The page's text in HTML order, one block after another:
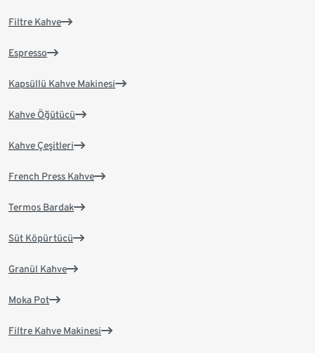
Filtre Kahve
Espresso
Kapsüllü Kahve Makinesi
Kahve Öğütücü
Kahve Çeşitleri
French Press Kahve
Termos Bardak
Süt Köpürtücü
Granül Kahve
Moka Pot
Filtre Kahve Makinesi